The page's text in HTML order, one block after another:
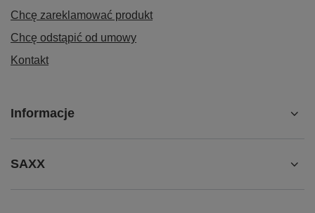
Chcę zareklamować produkt
Chcę odstąpić od umowy
Kontakt
Informacje
SAXX